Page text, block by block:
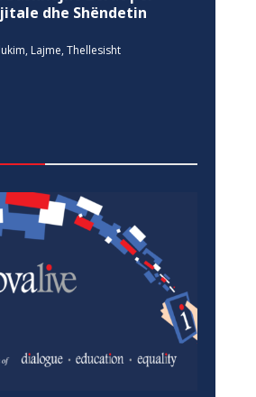
dhe Shëndetin
, Lajme, Thellesisht